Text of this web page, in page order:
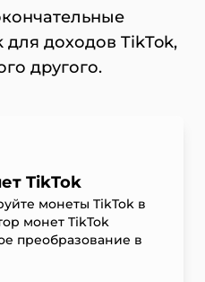
для доходов TikTok,
другого.
TikTok
монеты TikTok в
монет TikTok
преобразование в